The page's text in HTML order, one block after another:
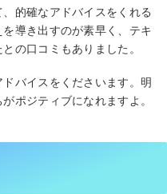
的確なアドバイスをくれる
導き出すのが素早く、テキ
の口コミもありました。
バイスをくださいます。明
ポジティブになれますよ。